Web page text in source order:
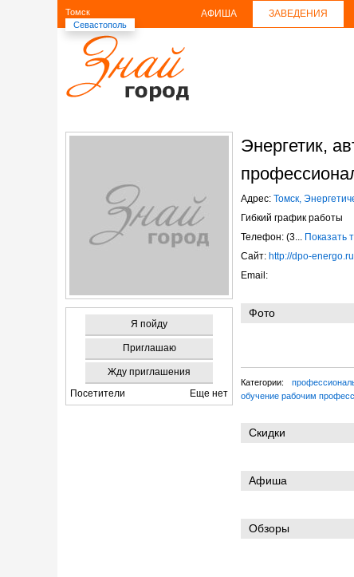
Томск
Севастополь
АФИША ЗАВЕДЕНИЯ
Я пойду
Приглашаю
Жду приглашения
Посетители
Еще нет
Энергетик,
Адрес: Томск,
Гибкий график работы
Телефон: (3... Показать
Сайт: http://dpo-energo.ru
Email:
Фото
Категории:
обучение рабочим
Скидки
Афиша
Обзоры